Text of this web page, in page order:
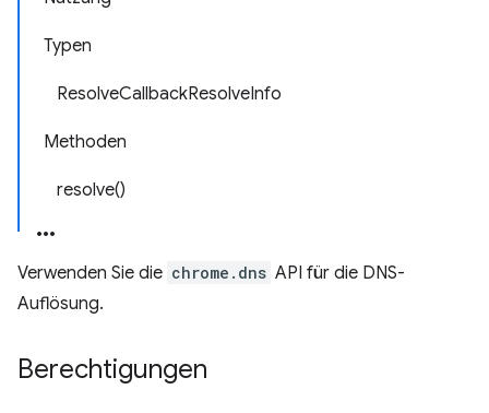
Typen
ResolveCallbackResolveInfo
Methoden
resolve()
Verwenden Sie die chrome.dns API für die DNS-
Auflösung.
Berechtigungen